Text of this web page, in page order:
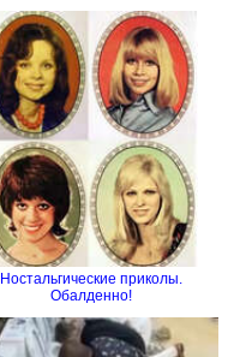
Ностальгические приколы.
Обалденно!